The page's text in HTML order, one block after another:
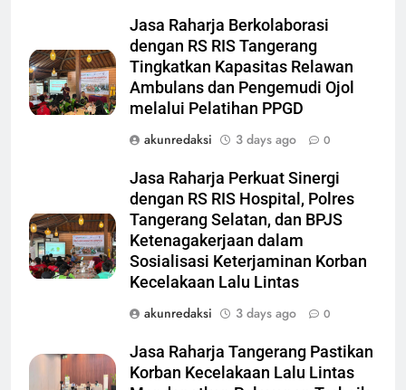
Jasa Raharja Berkolaborasi
dengan RS RIS Tangerang
Tingkatkan Kapasitas Relawan
Ambulans dan Pengemudi Ojol
melalui Pelatihan PPGD
akunredaksi
3 days ago 0
Jasa Raharja Perkuat Sinergi
dengan RS RIS Hospital, Polres
Tangerang Selatan, dan BPJS
Ketenagakerjaan dalam
Sosialisasi Keterjaminan Korban
Kecelakaan Lalu Lintas
akunredaksi
3 days ago 0
Jasa Raharja Tangerang Pastikan
Korban Kecelakaan Lalu Lintas